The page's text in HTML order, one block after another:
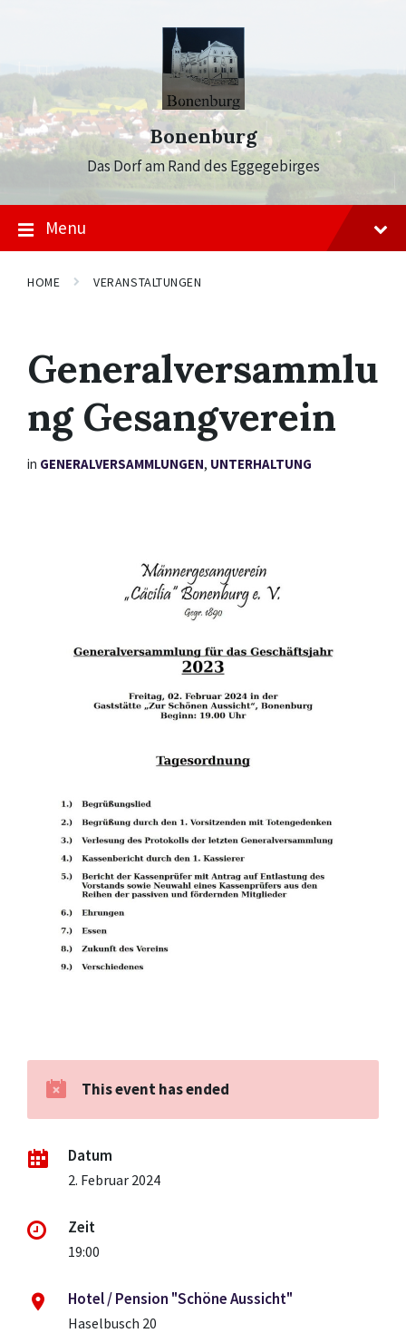
Bonenburg
Das Dorf am Rand des Eggegebirges
Menu
HOME VERANSTALTUNGEN
Generalversammlu
ng Gesangverein
in GENERALVERSAMMLUNGEN, UNTERHALTUNG
This event has ended
Datum
2. Februar 2024
Zeit
19:00
Hotel / Pension "Schöne Aussicht"
Haselbusch 20